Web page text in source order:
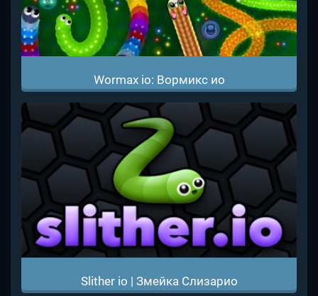
Wormax io: Вормикс ио
Slither io | Змейка Слизарио